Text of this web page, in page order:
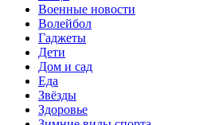
Военные новости
Волейбол
Гаджеты
Дети
Дом и сад
Еда
Звёзды
Здоровье